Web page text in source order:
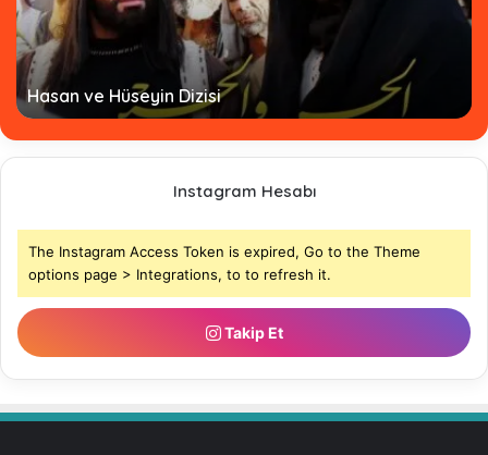
Hasan ve Hüseyin Dizisi
Instagram Hesabı
The Instagram Access Token is expired, Go to the Theme
options page > Integrations, to to refresh it.
Takip Et